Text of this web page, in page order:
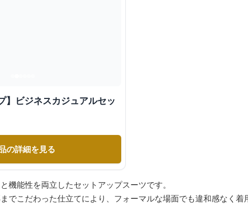
】ビジネスカジュアルセッ
の詳細を見る
機能性を両立したセットアップスーツです。
でこだわった仕立てにより、フォーマルな場面でも違和感なく着